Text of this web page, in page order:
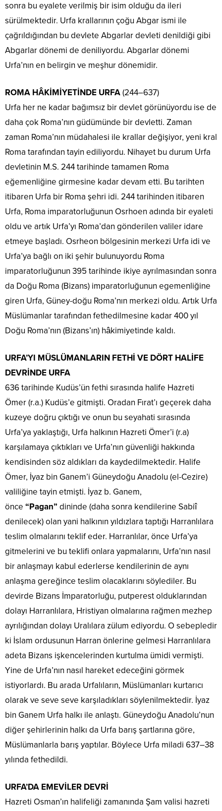
sonra bu eyalete verilmiş bir isim olduğu da ileri
sürülmektedir. Urfa krallarının çoğu Abgar ismi ile
çağrıldığından bu devlete Abgarlar devleti denildiği gibi
Abgarlar dönemi de deniliyordu. Abgarlar dönemi
Urfa’nın en belirgin ve meşhur dönemidir.
ROMA HÂKİMİYETİNDE URFA(244–637)
Urfa her ne kadar bağımsız bir devlet görünüyordu ise de
daha çok Roma’nın güdümünde bir devletti. Zaman
zaman Roma’nın müdahalesi ile krallar değişiyor, yeni kral
Roma tarafından tayin ediliyordu. Nihayet bu durum Urfa
devletinin M.S. 244 tarihinde tamamen Roma
eğemenliğine girmesine kadar devam etti. Bu tarihten
itibaren Urfa bir Roma şehri idi. 244 tarihinden itibaren
Urfa, Roma imparatorluğunun Osrhoen adında bir eyaleti
oldu ve artık Urfa’yı Roma’dan gönderilen valiler idare
etmeye başladı. Osrheon bölgesinin merkezi Urfa idi ve
Urfa’ya bağlı on iki şehir bulunuyordu Roma
imparatorluğunun 395 tarihinde ikiye ayrılmasından sonra
da Doğu Roma (Bizans) imparatorluğunun egemenliğine
giren Urfa, Güney-doğu Roma’nın merkezi oldu. Artık Urfa
Müslümanlar tarafından fethedilmesine kadar 400 yıl
Doğu Roma’nın (Bizans’ın) hâkimiyetinde kaldı.
URFA’YI MÜSLÜMANLARIN FETHİ VE DÖRT HALİFE
DEVRİNDE URFA
636 tarihinde Kudüs’ün fethi sırasında halife Hazreti
Ömer (r.a.) Kudüs’e gitmişti. Oradan Fırat’ı geçerek daha
kuzeye doğru çıktığı ve onun bu seyahati sırasında
Urfa’ya yaklaştığı, Urfa halkının Hazreti Ömer’i (r.a)
karşılamaya çıktıkları ve Urfa’nın güvenliği hakkında
kendisinden söz aldıkları da kaydedilmektedir. Halife
Ömer, İyaz bin Ganem’i Güneydoğu Anadolu (el-Cezire)
valiliğine tayin etmişti. İyaz b. Ganem,
önce “Pagan” dininde (daha sonra kendilerine Sabiî
denilecek) olan yani halkının yıldızlara taptığı Harranlılara
teslim olmalarını teklif eder. Harranlılar, önce Urfa’ya
gitmelerini ve bu teklifi onlara yapmalarını, Urfa’nın nasıl
bir anlaşmayı kabul ederlerse kendilerinin de aynı
anlaşma gereğince teslim olacaklarını söylediler. Bu
devirde Bizans İmparatorluğu, putperest olduklarından
dolayı Harranlılara, Hristiyan olmalarına rağmen mezhep
ayrılığından dolayı Uralılara zülum ediyordu. O sebepledir
ki İslam ordusunun Harran önlerine gelmesi Harranlılara
adeta Bizans işkencelerinden kurtulma ümidi vermişti.
Yine de Urfa’nın nasıl hareket edeceğini görmek
istiyorlardı. Bu arada Urfalıların, Müslümanları kurtarıcı
olarak ve seve seve karşıladıkları söylenilmektedir. İyaz
bin Ganem Urfa halkı ile anlaştı. Güneydoğu Anadolu’nun
diğer şehirlerinin halkı da Urfa barış şartlarına göre,
Müslümanlarla barış yaptılar. Böylece Urfa miladi 637–38
yılında fethedildi.
URFA’DA EMEVİLER DEVRİ
Hazreti Osman’ın halifeliği zamanında Şam valisi hazreti